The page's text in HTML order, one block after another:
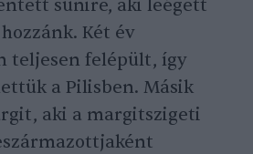
sünire, aki leégett
Két év
teljesen felépült, így
a Pilisben. Másik
aki a margitszigeti